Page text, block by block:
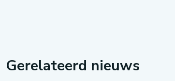
Gerelateerd nieuws